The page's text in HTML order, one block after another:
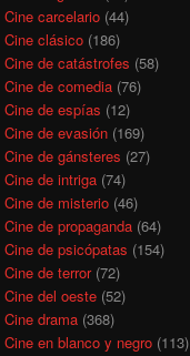
Cine carcelario(44)
Cine clásico(186)
Cine de catástrofes (58)
Cine de comedia(76)
Cine de espías (12)
Cine de evasión(169)
Cine de gánsteres (27)
Cine de intriga(74)
Cine de misterio(46)
Cine de propaganda(64)
Cine de psicópatas (154)
Cine de terror(72)
Cine del oeste(52)
Cine drama(368)
Cine en blanco y negro(113)